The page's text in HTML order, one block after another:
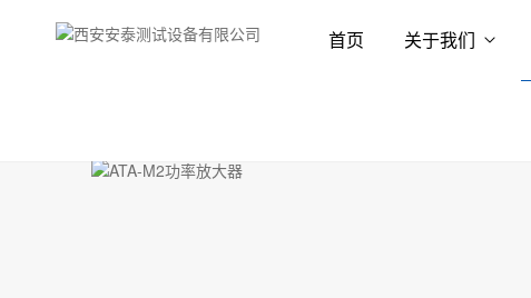
首页 关于我们